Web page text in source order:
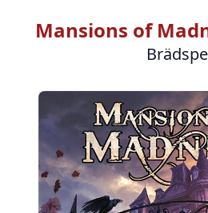
Mansions of
Bilder